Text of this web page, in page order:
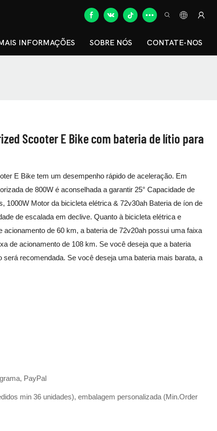
INFORMAÇÕES SOBRE NÓS CONTATE-NOS
Scooter E Bike com bateria de lítio para
E Bike tem um desempenho rápido de aceleração. Em
de 800W é aconselhada a garantir 25° Capacidade de
1000W Motor da bicicleta elétrica & 72v30ah Bateria de íon de
de escalada em declive. Quanto à bicicleta elétrica e
de 60 km, a bateria de 72v20ah possui uma faixa
de acionamento de 108 km. Se você deseja que a bateria
recomendada. Se você deseja uma bateria mais barata, a
PayPal
min 36 unidades), embalagem personalizada (Min.Order